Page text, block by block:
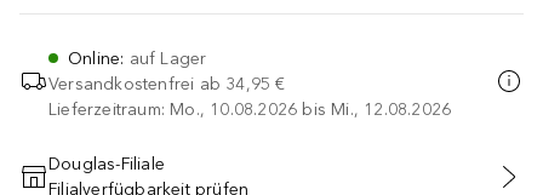
Online: auf Lager
Versandkostenfrei ab 34,95 €
Lieferzeitraum: Mo., 10.08.2026 bis Mi., 12.08.2026
IN DEN WARENKORB
Douglas-Filiale
Filialverfügbarkeit prüfen